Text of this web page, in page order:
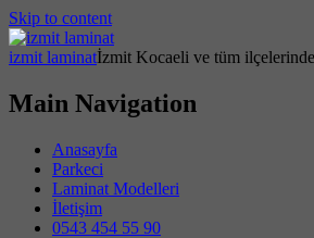
Skip to content
izmit laminatİzmit Kocaeli ve tüm
Main Navigation
Anasayfa
Parkeci
Laminat Modelleri
İletişim
0543 454 55 90